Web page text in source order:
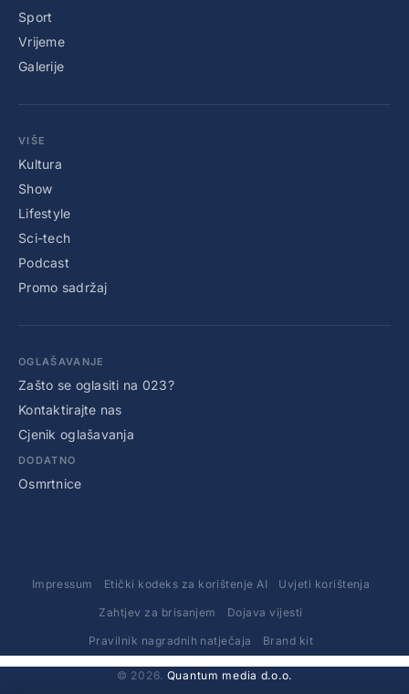
Sport
Vrijeme
Galerije
VIŠE
Kultura
Show
Lifestyle
Sci-tech
Podcast
Promo sadržaj
OGLAŠAVANJE
Zašto se oglasiti na 023?
Kontaktirajte nas
Cjenik oglašavanja
DODATNO
Osmrtnice
Impressum Etički kodeks za korištenje AI Uvjeti korištenja
Zahtjev za brisanjem Dojava vijesti
Pravilnik nagradnih natječaja Brand kit
© 2026. Quantum media d.o.o.